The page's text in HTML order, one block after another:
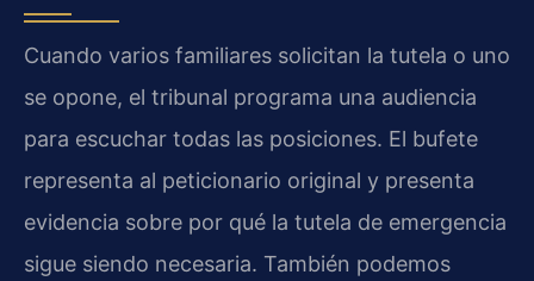
Cuando varios familiares solicitan la tutela o uno
se opone, el tribunal programa una audiencia
para escuchar todas las posiciones. El bufete
representa al peticionario original y presenta
evidencia sobre por qué la tutela de emergencia
sigue siendo necesaria. También podemos